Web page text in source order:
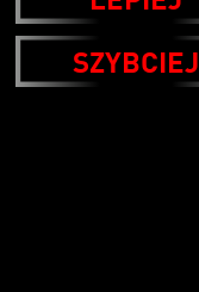
SZYBCIEJ